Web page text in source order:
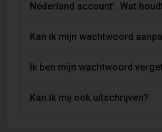
Nederland account’. Wat
Kan ik mijn wachtwoord
Ik ben mijn wachtwoord
Kan ik mij ook uitschrijven?